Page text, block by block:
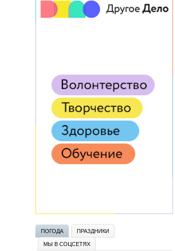
ПОГОДА
ПРАЗДНИКИ
МЫ В СОЦСЕТЯХ